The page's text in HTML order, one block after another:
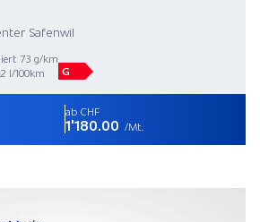
Safenwil
73 g/km
l/100km
G
ab CHF
1'180.00 /Mt.